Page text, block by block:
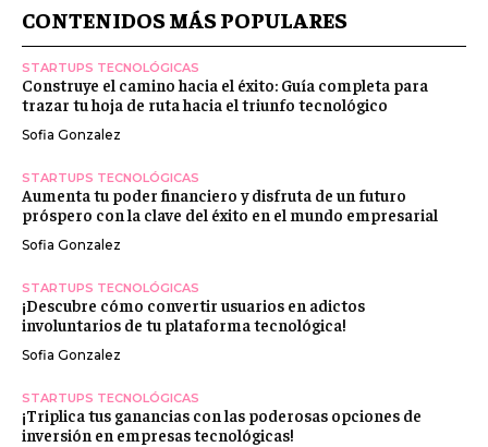
CONTENIDOS MÁS POPULARES
STARTUPS TECNOLÓGICAS
Construye el camino hacia el éxito: Guía completa para
trazar tu hoja de ruta hacia el triunfo tecnológico
Sofia Gonzalez
STARTUPS TECNOLÓGICAS
Aumenta tu poder financiero y disfruta de un futuro
próspero con la clave del éxito en el mundo empresarial
Sofia Gonzalez
STARTUPS TECNOLÓGICAS
¡Descubre cómo convertir usuarios en adictos
involuntarios de tu plataforma tecnológica!
Sofia Gonzalez
STARTUPS TECNOLÓGICAS
¡Triplica tus ganancias con las poderosas opciones de
inversión en empresas tecnológicas!